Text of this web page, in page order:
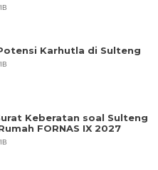
Karhutla di Sulteng
Keberatan soal Sulteng
FORNAS IX 2027